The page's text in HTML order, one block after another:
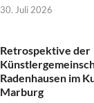
30. Juli 2026
Retrospektive der
Radenhausen im
Marburg